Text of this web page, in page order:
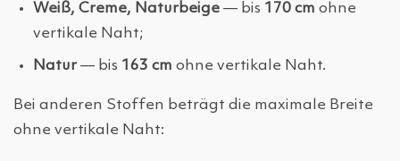
Weiß, Creme, Naturbeige — bis 170 cm ohne
vertikale Naht;
Natur — bis 163 cm ohne vertikale Naht.
Bei anderen Stoffen beträgt die maximale Breite
ohne vertikale Naht: